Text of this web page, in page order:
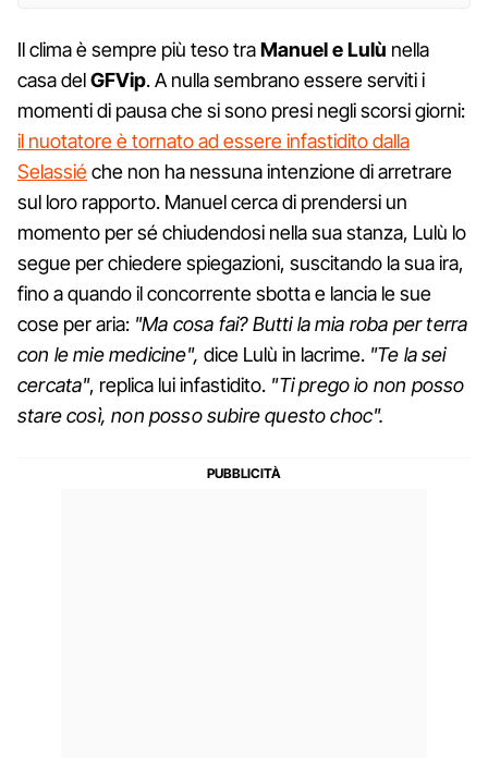
Il clima è sempre più teso traManuel e Lulù nella
casa delGFVip. A nulla sembrano essere serviti i
momenti di pausa che si sono presi negli scorsi giorni:
il nuotatore è tornato ad essere infastidito dalla
Selassiéche non ha nessuna intenzione di arretrare
sul loro rapporto. Manuel cerca di prendersi un
momento per sé chiudendosi nella sua stanza, Lulù lo
segue per chiedere spiegazioni, suscitando la sua ira,
fino a quando il concorrente sbotta e lancia le sue
cose per aria: "Ma cosa fai? Butti la mia roba per terra
con le mie medicine", dice Lulù in lacrime. "Te la sei
cercata", replica lui infastidito. "Ti prego io non posso
stare così, non posso subire questo choc".